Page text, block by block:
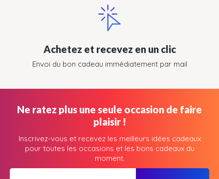
Achetez et recevez en un clic
Envoi du bon cadeau immédiatement par mail
Ne ratez plus une seule occasion de faire
plaisir !
Inscrivez-vous et recevez les meilleurs idées cadeaux
pour toutes les occasions et les bons cadeaux du
moment.